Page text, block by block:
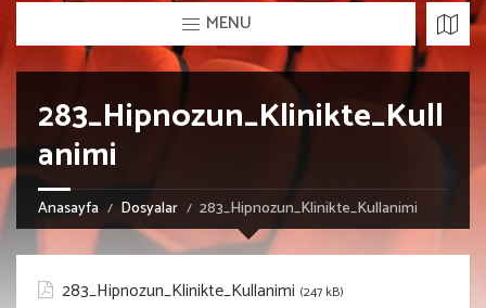
MENU
283_Hipnozun_Klinikte_Kull
animi
Anasayfa Dosyalar 283_Hipnozun_Klinikte_Kullanimi
283_Hipnozun_Klinikte_Kullanimi (247 kB)